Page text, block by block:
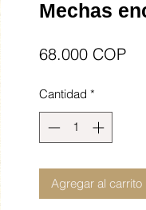
Mechas
68.000 COP
Cantidad *
Agregar al carrito